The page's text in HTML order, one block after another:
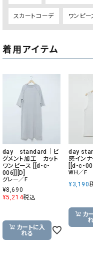
ピース・チュニック
ペット・オーバーオール
ケット・アウター
08mab(ゼロハチマ
1 metre carre（アン
120%lino（ワンハン
ーパーセントリノ）
Ampersand（アンパ
Antiquite's（アンテ
Audition（オーディシ
blue willow（ブルー
blue willow（ブルー
スカートコーデ ワンピ
着用アイテム
day standard｜ピ
グメント加工 カット
ワンピース [[d-c-
006]][D]
グレー／F
¥8,690
¥5,214税込
カートに入
れる
day
感イン
[[d-c-
WH／F
¥3,190
カ